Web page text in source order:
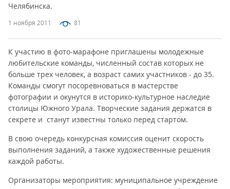
1 ноября 2011 81
Челябинска.
К участию в фото-марафоне приглашены молодежные
любительские команды, численный состав которых не
больше трех человек, а возраст самих участников - до 35.
Команды смогут посоревноваться в мастерстве
фотографии и окунутся в историко-культурное наследие
столицы Южного Урала. Творческие задания держатся в
секрете и станут известны только перед стартом.
В свою очередь конкурсная комиссия оценит скорость
выполнения заданий, а также художественные решения
каждой работы.
Организаторы мероприятия: муниципальное учреждение